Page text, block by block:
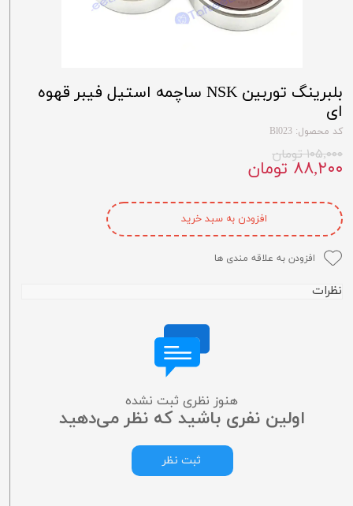
بلبرینگ توربین NSK ساچمه استیل فیبر قهوه
ای
کد محصول: Bl023
۱۰۵,۰۰۰ تومان
۸۸,۲۰۰ تومان
افزودن به سبد خرید
افزودن به علاقه مندی ها
نظرات
هنوز نظری ثبت نشده
اولین نفری باشید که نظر می‌دهید
ثبت نظر